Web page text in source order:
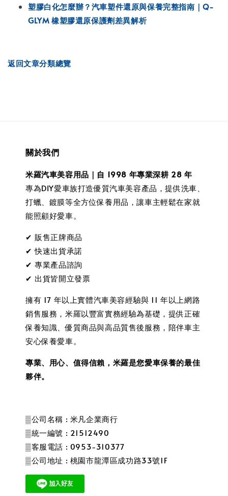
塑膠白化怎麼辦？汽車塑件還原與保養完整指南｜Q-
GLYM 橡塑膠還原保護劑差異解析
返回文章分類總覽
關於我們
米羅汽車美容用品｜自 1998 年專業深耕 28 年
專為DIY愛車族打造優質汽車美容產品，提供洗車、
打蠟、鍍膜等全方位保養用品，讓車主輕鬆在家就
能照顧好愛車。
✔ 販售正牌商品
✔ 快速出貨承諾
✔ 專業產品諮詢
✔ 出貨皆開立發票
擁有 17 年以上實體汽車美容經驗與 11 年以上網路
銷售服務，米羅以豐富實務經驗為基礎，提供正確
保養知識、優質商品與高品質售後服務，陪伴車主
安心保養愛車。
專業、用心、值得信賴，米羅是您愛車保養的最佳
夥伴。
▒公司名稱 : 米凡企業商行
▒統一編號 : 21512490
▒客服電話 : 0953-310377
▒公司地址 : 桃園市龍潭區成功路33號1F